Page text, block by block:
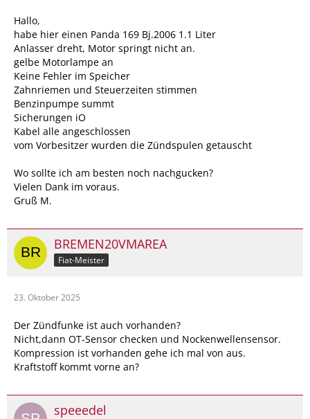
Hallo,
habe hier einen Panda 169 Bj.2006 1.1 Liter
Anlasser dreht, Motor springt nicht an.
gelbe Motorlampe an
Keine Fehler im Speicher
Zahnriemen und Steuerzeiten stimmen
Benzinpumpe summt
Sicherungen iO
Kabel alle angeschlossen
vom Vorbesitzer wurden die Zündspulen getauscht
Wo sollte ich am besten noch nachgucken?
Vielen Dank im voraus.
Gruß M.
BREMEN20VMAREA
Fiat-Meister
23. Oktober 2025
Der Zündfunke ist auch vorhanden?
Nicht,dann OT-Sensor checken und Nockenwellensensor.
Kompression ist vorhanden gehe ich mal von aus.
Kraftstoff kommt vorne an?
speeedel